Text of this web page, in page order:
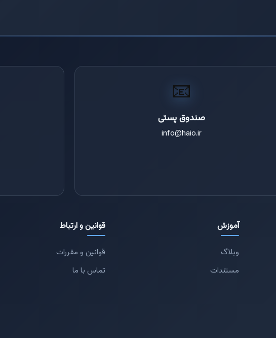
📧
صندوق پستی
info@haio.ir
آموزش
وبلاگ
مستندات
قوانین و ارتباط
قوانین و مقررات
تماس با ما